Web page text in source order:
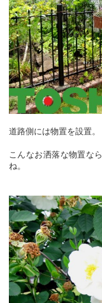
道路側には物置を設置。
こんなお洒落な物置な
ね。